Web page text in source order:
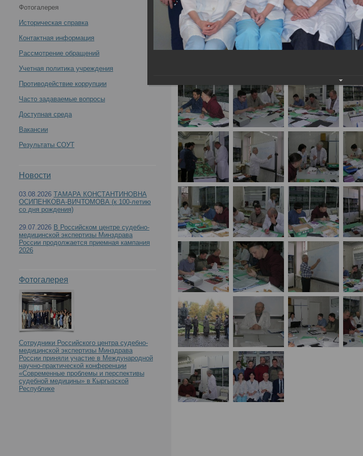
медицинских экспертов медико-криминалистических
отделений БСМЭ «Судебно-медицинская экспертиза.
Современные методы остеологических судебно-
медицинских исследований» -
Цикл повышения квалификации для судебно-медицинских экспертов
экспертиза. Современные методы остеологических судебно-медицинских
Фотогалерея
Историческая справка
Контактная информация
Рассмотрение обращений
Учетная политика учреждения
Противодействие коррупции
Часто задаваемые вопросы
Доступная среда
Вакансии
Результаты СОУТ
Новости
03.08.2026 ТАМАРА КОНСТАНТИНОВНА
ОСИПЕНКОВА-ВИЧТОМОВА (к 100-летию
со дня рождения)
29.07.2026 В Российском центре судебно-
медицинской экспертизы Минздрава
России продолжается приемная кампания
2026
Фотогалерея
Сотрудники Российского центра судебно-
медицинской экспертизы Минздрава
России приняли участие в Международной
научно-практической конференции
«Современные проблемы и перспективы
судебной медицины» в Кыргызской
Республике